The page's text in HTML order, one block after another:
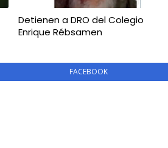
Detienen a DRO del Colegio
Enrique Rébsamen
FACEBOOK